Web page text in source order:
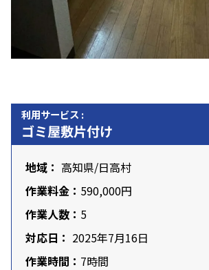
利用サービス :
ゴミ屋敷片付け
地域： 高知県/日高村
作業料金： 590,000円
作業人数： 5
対応日： 2025年7月16日
作業時間： 7時間